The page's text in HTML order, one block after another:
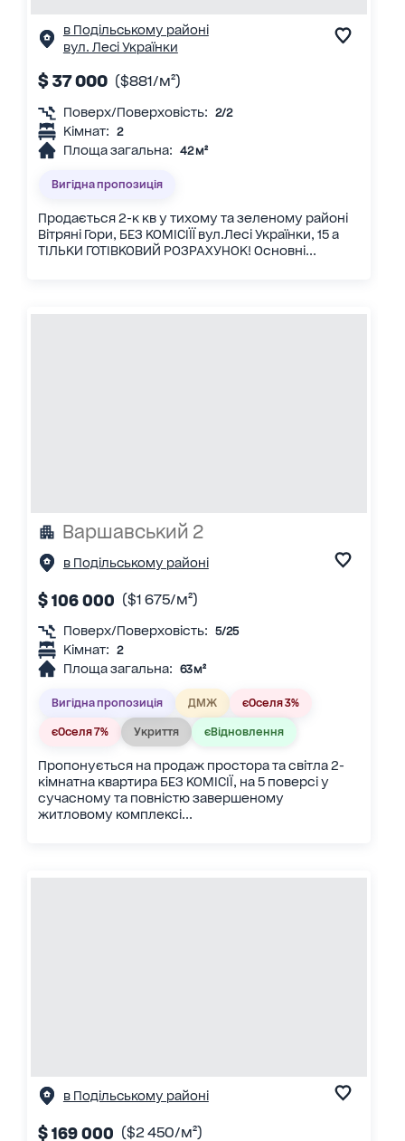
в Подільському районі
вул. Лесі Українки
$ 37 000 ($881/м²)
Поверх/Поверховість: 2/2
Кімнат: 2
Площа загальна: 42 м²
Вигідна пропозиція
Продається 2-к кв у тихому та зеленому районі
Вітряні Гори, БЕЗ КОМІСІЇЇ вул.Лесі Українки, 15 а
ТІЛЬКИ ГОТІВКОВИЙ РОЗРАХУНОК! Основні...
Варшавський 2
в Подільському районі
$ 106 000 ($1 675/м²)
Поверх/Поверховість: 5/25
Кімнат: 2
Площа загальна: 63 м²
Вигідна пропозиція ДМЖ єОселя 3%
єОселя 7% Укриття єВідновлення
Пропонується на продаж простора та світла 2-
кімнатна квартира БЕЗ КОМІСІЇ, на 5 поверсі у
сучасному та повністю завершеному
житловому комплексі...
в Подільському районі
$ 169 000 ($2 450/м²)